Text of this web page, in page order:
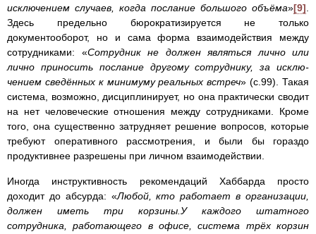
исключением случаев, когда послание боль­шого объёма»[9]
Здесь предельно бюрократизируется не только
документооборот, но и сама форма взаимодействия между
сотрудниками: «Сотрудник не должен являться лично или
лично приносить послание другому сотруднику, за исклю­
чением сведённых к минимуму реальных встреч» (с.99). Такая
система, возможно, дисциплинирует, но она практически сводит
на нет человеческие отношения между сотрудниками. Кроме
того, она существенно затрудняет решение вопросов, которые
требуют оперативного рассмотрения, и были бы гораздо
продуктивнее разрешены при личном взаимодействии.
Иногда инструктивность рекомендаций Хаббарда просто
доходит до абсурда: «Любой, кто работает в организации,
должен иметь три корзины.У каждого штатного
сотрудника, работающего в офисе, система трёх корзин